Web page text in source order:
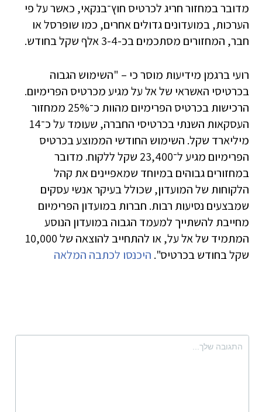
מדובר במחזור חריג לכרטיס חוץ־בנקאי, כאשר על פי
הערכות, במועדונים גדולים אחרים, כמו שופרסל או
חבר, המחזורים מסתכמים בכ-3-4 אלף שקל בחודש.
רועי ברגמן מידיעות מוסר כי – "השימוש הגבוה
בכרטיסי האשראי של אל על מגיע מכרטיס הפרימיום.
הרכישות בכרטיס הפרימיום מהוות כ־25% ממחזור
העסקאות השנתי בכרטיסי החברה, שעומד על כ־14
מיליארד שקל. השימוש החודשי הממוצע בכרטיס
הפרימיום מגיע ל־23,400 שקל ללקוח. מדובר
במחזורים גבוהים במיוחד שמאפיינים את קהל
הלקוחות של המועדון, שכולל בעיקר אנשי עסקים
שמבצעים נסיעות רבות. חברות במועדון הפרימיום
מחייבת להשתייך למעמד הגבוה במועדון הנוסע
המתמיד של אל על, או להתחייב להוצאה של 10,000
שקל בחודש בכרטיס". היכנסו לכתבה המלאה